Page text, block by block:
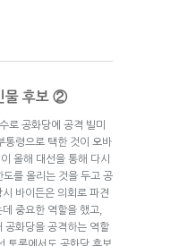
물 후보 ②
로 공화당에 공격 빌미
통령으로 택한 것이 오바
올해 대선을 통해 다시
를 올리는 것을 두고 공
바이든은 의회로 파견
중요한 역할을 했고,
공화당을 공격하는 역할